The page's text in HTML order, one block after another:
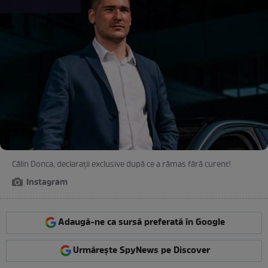
Călin Donca, declarații exclusive după ce a rămas fără curent!
Instagram
Adaugă-ne ca sursă preferată în Google
Urmărește SpyNews pe Discover